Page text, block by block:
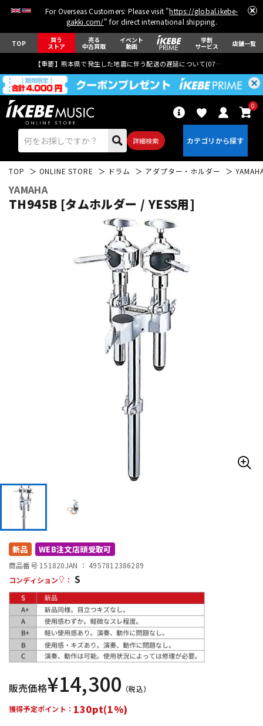
For Overseas Customers: Please visit "https://global.ikebe-
gakki.com/" for direct international shipping.
TOP 買う
ストア
売る
中古買取
イベント
動画
学割
サービス 店舗一覧
【重要】熊本県で発生した地震に伴う配送の遅延について(07月29日
詳細検索
0
配信/ライブ機器
中古
TOP ONLINE STORE ドラム アダプター・ホルダー
YAMAHA
TH945B [タムホルダー / YESS用]
新品 WEB注文店頭受取可
商品番号 151820JAN ： 4957812386289
コンディション
： S
販売価格¥14,300 （税込）
獲得予定ポイント： 130pt(1%)